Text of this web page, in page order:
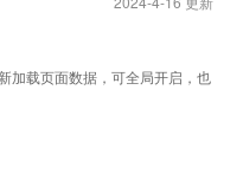
加载页面数据，可全局开启，也